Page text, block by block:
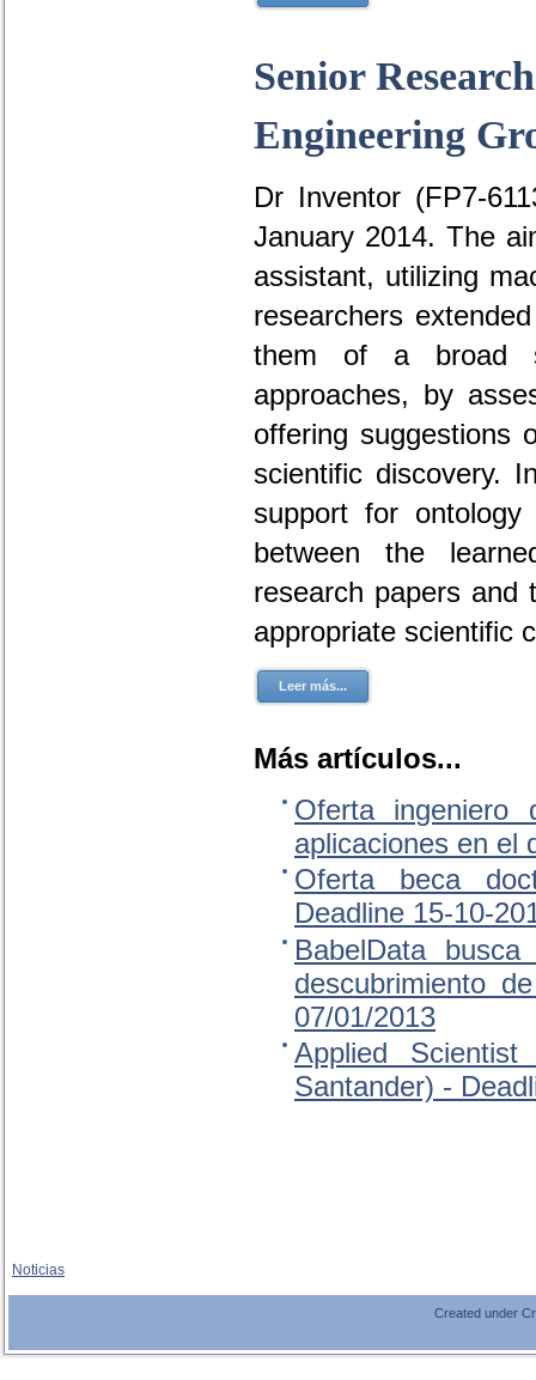
Senior
Engineering
Dr Inventor (FP7-
January 2014. The
assistant, utilizing
researchers
them of a broad
approaches, by
offering suggestions
scientific discovery.
support for
between the
research papers and
appropriate scientific
Leer más...
Más artículos...
Oferta ingeniero
aplicaciones en el
Oferta beca
Deadline 15-10-
BabelData
descubrimiento
07/01/2013
Applied
Santander) -
Noticias
Created under